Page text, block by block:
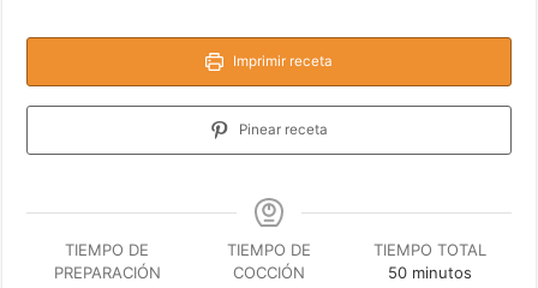
Imprimir receta
Pinear receta
TIEMPO DE
PREPARACIÓN
TIEMPO DE
COCCIÓN
TIEMPO TOTAL
50minutos
minutos